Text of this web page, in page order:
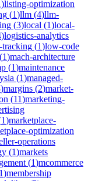
)listing-optimization
(1)llm (4)llm-
(3)local (1)local-
)logistics-analytics
tracking (1)low-code
(1)mach-architecture
(1)maintenance
(1)managed-
)margins (2)market-
(11)marketing-
1)marketplace-
optimization
operations
(1)markets
(1)mcommerce
1)membership